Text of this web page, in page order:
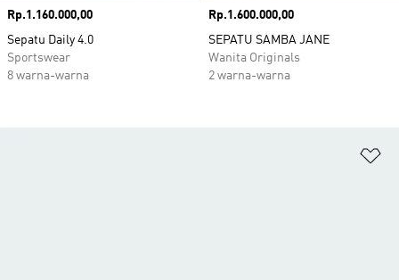
Harga
Rp.1.160.000,00
Sepatu Daily 4.0
Sportswear
8 warna-warna
Harga
Rp.1.600.000,00
SEPATU SAMBA JANE
Wanita Originals
2 warna-warna